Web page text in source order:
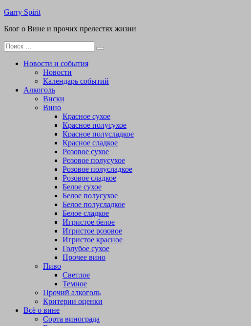
Перейти
содержимому
Garry Spirit
Блог о Вине и прочих прелестях жизни
Поиск
для:
Новости и события
Новости
Календарь событий
Алкоголь
Виски
Вино
Красное сухое
Красное полусухое
Красное полусладкое
Красное сладкое
Розовое сухое
Розовое полусухое
Розовое полусладкое
Розовое сладкое
Белое сухое
Белое полусухое
Белое полусладкое
Белое сладкое
Игристое белое
Игристое розовое
Игристое красное
Голубое сухое
Прочее вино
Пиво
Светлое
Темное
Прочий алкоголь
Критерии оценки
Всё о вине
Сорта винограда